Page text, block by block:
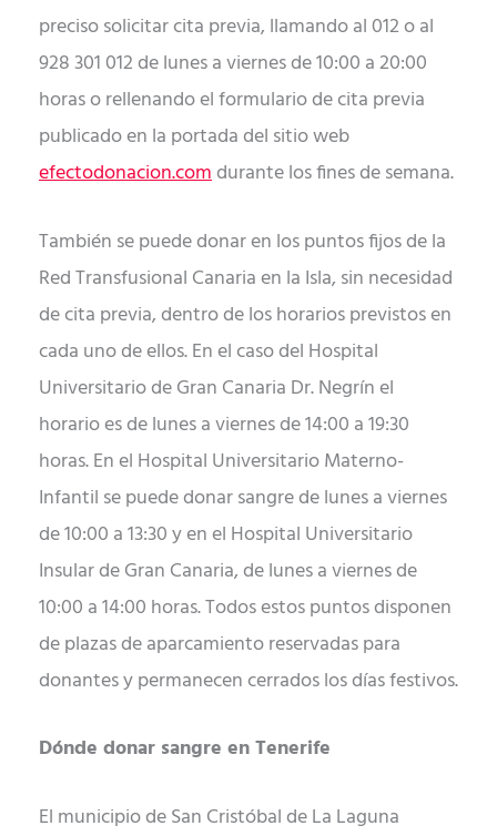
preciso solicitar cita previa, llamando al 012 o al
928 301 012 de lunes a viernes de 10:00 a 20:00
horas o rellenando el formulario de cita previa
publicado en la portada del sitio web
efectodonacion.comdurante los fines de semana.
También se puede donar en los puntos fijos de la
Red Transfusional Canaria en la Isla, sin necesidad
de cita previa, dentro de los horarios previstos en
cada uno de ellos. En el caso del Hospital
Universitario de Gran Canaria Dr. Negrín el
horario es de lunes a viernes de 14:00 a 19:30
horas. En el Hospital Universitario Materno-
Infantil se puede donar sangre de lunes a viernes
de 10:00 a 13:30 y en el Hospital Universitario
Insular de Gran Canaria, de lunes a viernes de
10:00 a 14:00 horas. Todos estos puntos disponen
de plazas de aparcamiento reservadas para
donantes y permanecen cerrados los días festivos.
Dónde donar sangre en Tenerife
El municipio de San Cristóbal de La Laguna